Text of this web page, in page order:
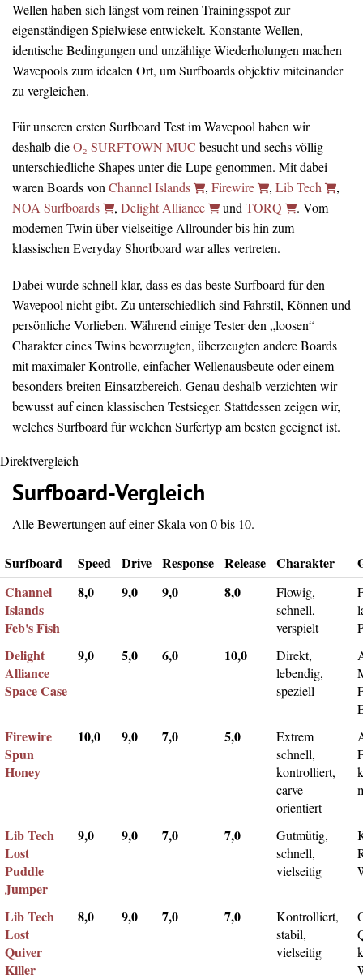
Wellen haben sich längst vom reinen Trainingsspot zur
eigenständigen Spielwiese entwickelt. Konstante Wellen,
identische Bedingungen und unzählige Wiederholungen machen
Wavepools zum idealen Ort, um Surfboards objektiv miteinander
zu vergleichen.
Für unseren ersten Surfboard Test im Wavepool haben wir
deshalb dieO₂ SURFTOWN MUC besucht und sechs völlig
unterschiedliche Shapes unter die Lupe genommen. Mit dabei
waren Boards vonChannel Islands , Firewire , Lib Tech
,
NOA Surfboards
, Delight Alliance undTORQ
. Vom
modernen Twin über vielseitige Allrounder bis hin zum
klassischen Everyday Shortboard war alles vertreten.
Dabei wurde schnell klar, dass es das beste Surfboard für den
Wavepool nicht gibt. Zu unterschiedlich sind Fahrstil, Können und
persönliche Vorlieben. Während einige Tester den „loosen“
Charakter eines Twins bevorzugten, überzeugten andere Boards
mit maximaler Kontrolle, einfacher Wellenausbeute oder einem
besonders breiten Einsatzbereich. Genau deshalb verzichten wir
bewusst auf einen klassischen Testsieger. Stattdessen zeigen wir,
welches Surfboard für welchen Surfertyp am besten geeignet ist.
Direktvergleich
Surfboard-Vergleich
Alle Bewertungen auf einer Skala von 0 bis 10.
Surfboard Speed Drive Response Release Charakter
Channel
Islands
Feb's Fish
8,0 9,0 9,0 8,0
Flowig,
schnell,
verspielt
Delight
Alliance
Space Case
9,0 5,0 6,0 10,0
Direkt,
lebendig,
speziell
Firewire
Spun
Honey
10,0 9,0 7,0 5,0
Extrem
schnell,
kontrolliert,
carve-
orientiert
Lib Tech
Lost
Puddle
Jumper
9,0 9,0 7,0 7,0
Gutmütig,
schnell,
vielseitig
Lib Tech
Lost
Quiver
Killer
8,0 9,0 7,0 7,0
Kontrolliert,
stabil,
vielseitig